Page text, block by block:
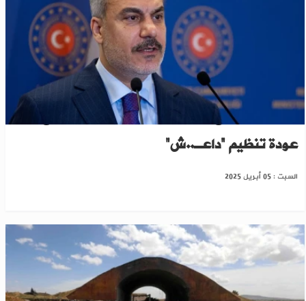
تركيا تعمل مع سوريا على تشكيل منصة لمنع
عودة تنظيم “داعـ..ش”
السبت : 05 أبريل 2025